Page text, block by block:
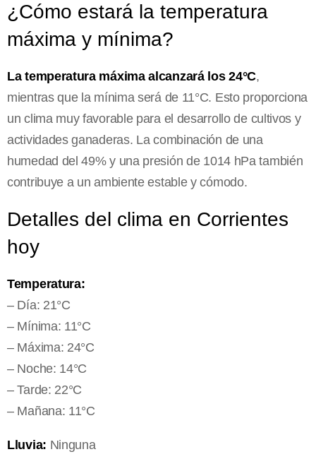
¿Cómo estará la temperatura
máxima y mínima?
La temperatura máxima alcanzará los 24°C,
mientras que la mínima será de 11°C. Esto proporciona
un clima muy favorable para el desarrollo de cultivos y
actividades ganaderas. La combinación de una
humedad del 49% y una presión de 1014 hPa también
contribuye a un ambiente estable y cómodo.
Detalles del clima en Corrientes
hoy
Temperatura:
– Día: 21°C
– Mínima: 11°C
– Máxima: 24°C
– Noche: 14°C
– Tarde: 22°C
– Mañana: 11°C
Lluvia: Ninguna